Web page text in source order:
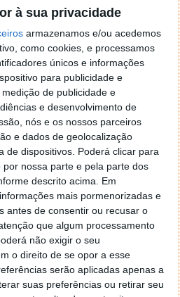
à sua privacidade
armazenamos e/ou acedemos
como cookies, e processamos
únicos e informações
para publicidade e
de publicidade e
e desenvolvimento de
nós e os nossos parceiros
e dados de geolocalização
de dispositivos. Poderá clicar para
nossa parte e pela parte dos
descrito acima. Em
mais pormenorizadas e
antes de consentir ou recusar o
que algum processamento
não exigir o seu
o direito de se opor a esse
serão aplicadas apenas a
suas preferências ou retirar seu
faça uma sugestão
Autor:Pedro Pinto
ARTIGO
serviço cloud actual?
ANTERIOR
voltou! Faça já o download